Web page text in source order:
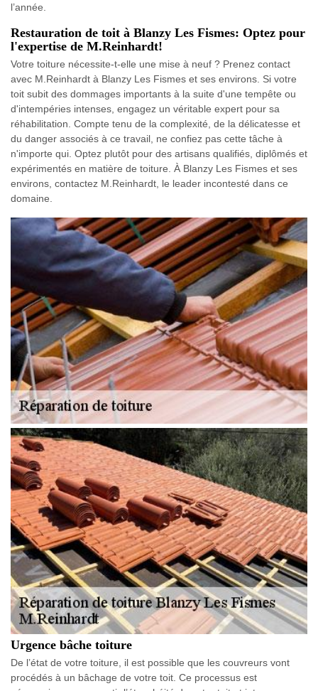
l’année.
Restauration de toit à Blanzy Les Fismes: Optez pour
l'expertise de M.Reinhardt!
Votre toiture nécessite-t-elle une mise à neuf ? Prenez contact
avec M.Reinhardt à Blanzy Les Fismes et ses environs. Si votre
toit subit des dommages importants à la suite d'une tempête ou
d'intempéries intenses, engagez un véritable expert pour sa
réhabilitation. Compte tenu de la complexité, de la délicatesse et
du danger associés à ce travail, ne confiez pas cette tâche à
n'importe qui. Optez plutôt pour des artisans qualifiés, diplômés et
expérimentés en matière de toiture. À Blanzy Les Fismes et ses
environs, contactez M.Reinhardt, le leader incontesté dans ce
domaine.
Urgence bâche toiture
De l’état de votre toiture, il est possible que les couvreurs vont
procédés à un bâchage de votre toit. Ce processus est